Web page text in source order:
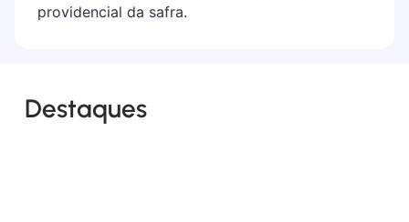
providencial da safra.
Destaques